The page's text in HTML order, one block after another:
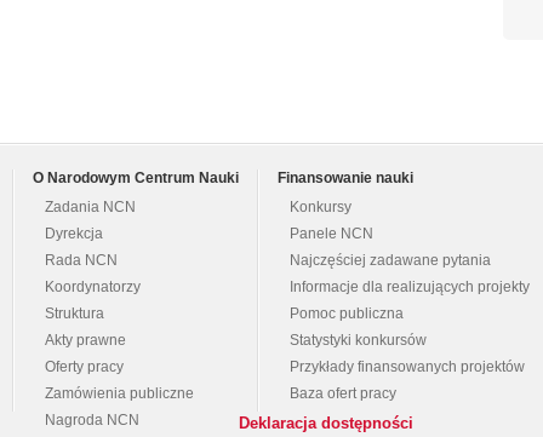
O Narodowym Centrum Nauki
Zadania NCN
Dyrekcja
Rada NCN
Koordynatorzy
Struktura
Akty prawne
Oferty pracy
Zamówienia publiczne
Nagroda NCN
Finansowanie nauki
Konkursy
Panele NCN
Najczęściej zadawane pytania
Informacje dla realizujących projekty
Pomoc publiczna
Statystyki konkursów
Przykłady finansowanych projektów
Baza ofert pracy
Deklaracja dostępności